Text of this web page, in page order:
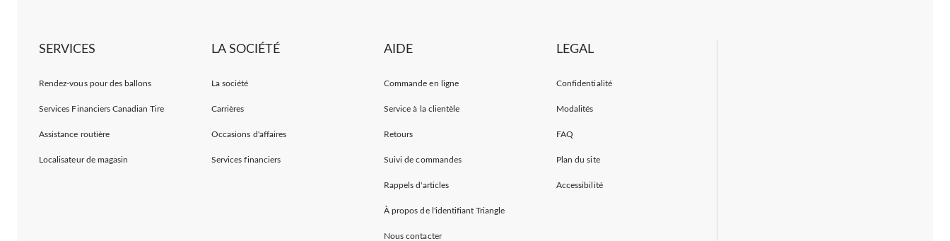
SERVICES
Rendez-vous pour des ballons
Services Financiers Canadian Tire
Assistance routière
Localisateur de magasin
LA SOCIÉTÉ
La société
Carrières
Occasions d'affaires
Services financiers
AIDE
Commande en ligne
Service à la clientèle
Retours
Suivi de commandes
Rappels d'articles
À propos de l'identifiant Triangle
Nous contacter
LEGAL
Confidentialité
Modalités
FAQ
Plan du site
Accessibilité